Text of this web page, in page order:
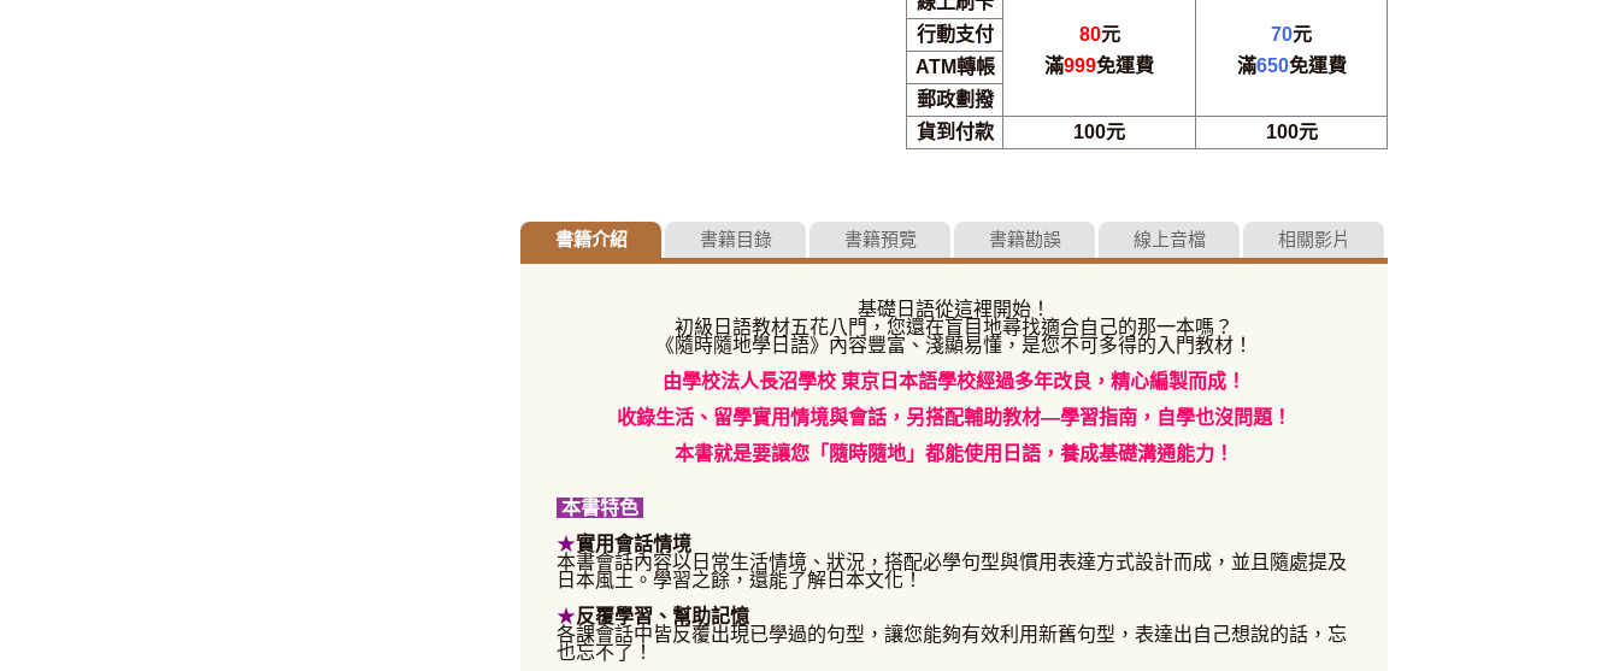
80元
滿999免運費
70元
滿650免運費
行動支付
ATM轉帳
郵政劃撥
貨到付款
100元 100元
書籍介紹 書籍目錄 書籍預覽 書籍勘誤 線上音檔 相關影片
基礎日語從這裡開始！
初級日語教材五花八門，您還在盲目地尋找適合自己的那一本嗎？
《隨時隨地學日語》內容豐富、淺顯易懂，是您不可多得的入門教材！
由學校法人長沼學校 東京日本語學校經過多年改良，精心編製而成！
收錄生活、留學實用情境與會話，另搭配輔助教材—學習指南，自學也沒問題！
本書就是要讓您「隨時隨地」都能使用日語，養成基礎溝通能力！
本書特色
★實用會話情境
本書會話內容以日常生活情境、狀況，搭配必學句型與慣用表達方式設計而成，並且隨處提及
日本風土。學習之餘，還能了解日本文化！
★反覆學習、幫助記憶
各課會話中皆反覆出現已學過的句型，讓您能夠有效利用新舊句型，表達出自己想說的話，忘
也忘不了！